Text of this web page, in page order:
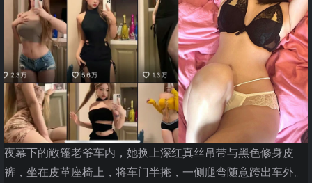
夜幕下的敞篷老爷车内，她换上深红真丝吊带与黑色修身皮
裤，坐在皮革座椅上，将车门半掩，一侧腿弯随意跨出车外。